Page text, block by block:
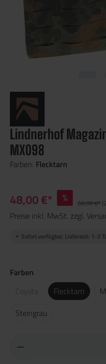
Lindnerhof
MX098
Farben: Flecktarn
48,00 €* % 60,00 €*
Preise inkl. MwSt. zzgl.
Sofort verfügbar, Lieferzeit: 1-3
Farben
Coyote
Flecktarn
Steingrau